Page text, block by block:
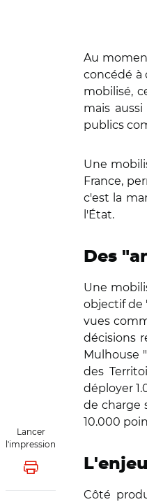
Lancer
l'impression
Lancer l'impression
Au
concédé à
mobilisé,
mais
publics
Une
France,
c'est la
l'État.
Des
Une
objectif de
vues
décisions
Mulhouse
des
déployer
de charge
10.000
Côté